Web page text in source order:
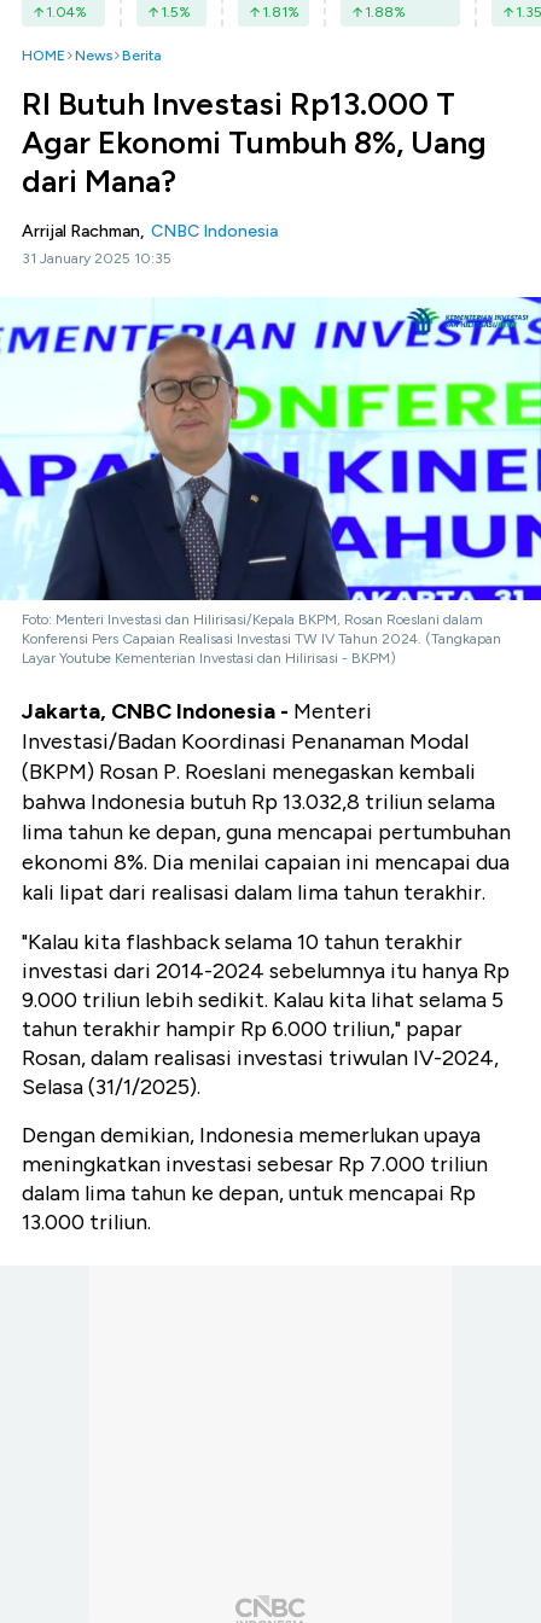
1.04% 1.5% 1.81% 1.88% 1.35
HOME News Berita
RI Butuh Investasi Rp13.000 T
Agar Ekonomi Tumbuh 8%, Uang
dari Mana?
Arrijal Rachman, CNBC Indonesia
31 January 2025 10:35
Foto: Menteri Investasi dan Hilirisasi/Kepala BKPM, Rosan Roeslani dalam
Konferensi Pers Capaian Realisasi Investasi TW IV Tahun 2024. (Tangkapan
Layar Youtube Kementerian Investasi dan Hilirisasi - BKPM)
Jakarta, CNBC Indonesia - Menteri
Investasi/Badan Koordinasi Penanaman Modal
(BKPM) Rosan P. Roeslani menegaskan kembali
bahwa Indonesia butuh Rp 13.032,8 triliun selama
lima tahun ke depan, guna mencapai pertumbuhan
ekonomi 8%. Dia menilai capaian ini mencapai dua
kali lipat dari realisasi dalam lima tahun terakhir.
"Kalau kita flashback selama 10 tahun terakhir
investasi dari 2014-2024 sebelumnya itu hanya Rp
9.000 triliun lebih sedikit. Kalau kita lihat selama 5
tahun terakhir hampir Rp 6.000 triliun," papar
Rosan, dalam realisasi investasi triwulan IV-2024,
Selasa (31/1/2025).
Dengan demikian, Indonesia memerlukan upaya
meningkatkan investasi sebesar Rp 7.000 triliun
dalam lima tahun ke depan, untuk mencapai Rp
13.000 triliun.